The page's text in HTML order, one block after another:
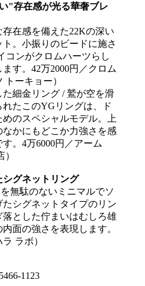
"存在感が光る華奢ブレ
在感を備えた22Kの深い
。小振りのビードに施さ
コンがクロムハーツらし
す。42万2000円／クロム
ーキョー）
細金リング / 鷲が空を滑
たこのYGリングは、ド
のスペシャルモデル。上
かにもどこか力強さを感
。4万6000円／アーム
グネットリング
無駄のないミニマルでソ
シグネットタイプのリン
とした佇まいはむしろ雄
面の強さを表現します。
ラボ）
1123